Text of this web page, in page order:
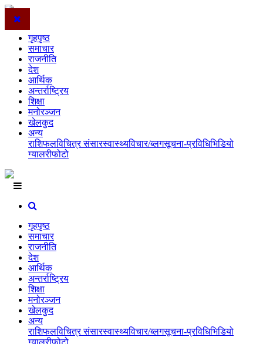
गृहपृष्ठ
समाचार
राजनीति
देश
आर्थिक
अन्तर्राष्ट्रिय
शिक्षा
मनोरञ्जन
खेलकुद
अन्य
राशिफलविचित्र संसारस्वास्थ्यविचार/ब्लगसूचना-प्रविधिभिडियो
ग्यालरीफोटो
गृहपृष्ठ
समाचार
राजनीति
देश
आर्थिक
अन्तर्राष्ट्रिय
शिक्षा
मनोरञ्जन
खेलकुद
अन्य
राशिफलविचित्र संसारस्वास्थ्यविचार/ब्लगसूचना-प्रविधिभिडियो
ग्यालरीफोटो